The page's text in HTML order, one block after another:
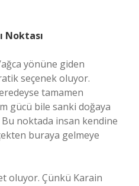
Noktası
yönüne giden
seçenek oluyor.
tamamen
gücü bile sanki doğaya
Bu noktada insan kendine
buraya gelmeye
oluyor. Çünkü Karain